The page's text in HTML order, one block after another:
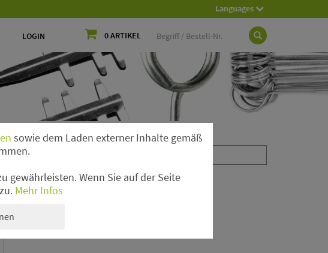
Languages
LOGIN 0 ARTIKEL
sowie dem Laden externer Inhalte gemäß
gewährleisten. Wenn Sie auf der Seite
Mehr Infos